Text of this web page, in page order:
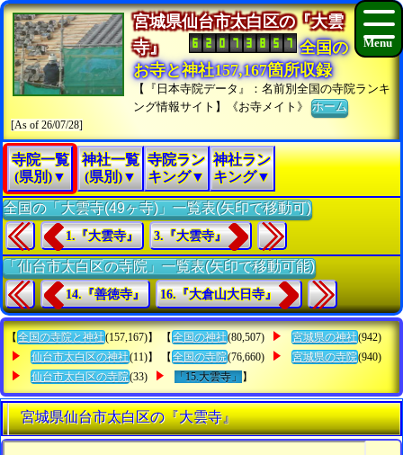
宮城県仙台市太白区の『大雲
寺』
全国の
お寺と神社157,167箇所収録
【『日本寺院データ』：名前別全国の寺院ランキ
ング情報サイト】《お寺メイト》ホーム
[As of 26/07/28]
寺院一覧
(県別)▼
神社一覧
(県別)▼
寺院ラン
キング▼
神社ラン
キング▼
全国の「大雲寺(49ヶ寺)」一覧表(矢印で移動可)
1.『大雲寺』 3.『大雲寺』
「仙台市太白区の寺院」一覧表(矢印で移動可能)
14.『善徳寺』 16.『大倉山大日寺』
【 全国の寺院と神社(157,167)】 【 全国の神社(80,507) 宮城県の神社(942)
仙台市太白区の神社(11)】 【 全国の寺院(76,660) 宮城県の寺院(940)
仙台市太白区の寺院(33) 「15.大雲寺」 】
宮城県仙台市太白区の『大雲寺』